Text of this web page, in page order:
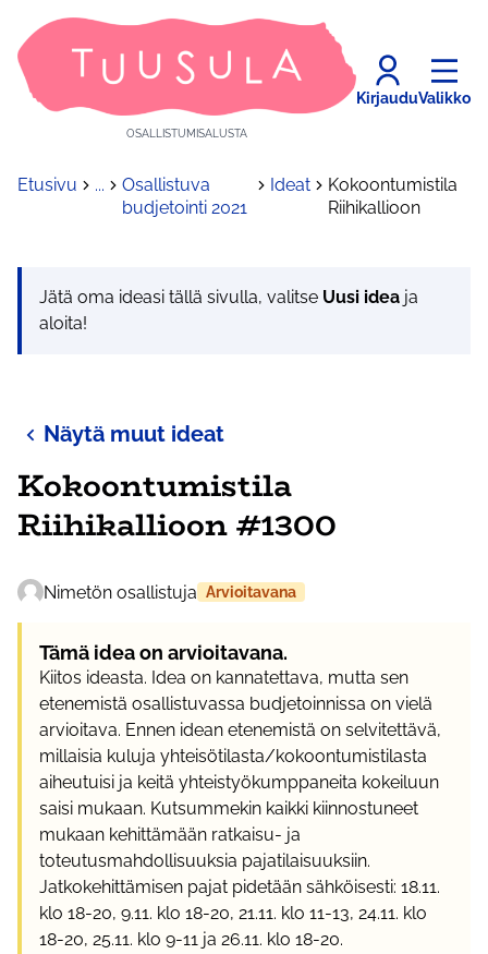
OSALLISTUMISALUSTA
KirjauduValikko
Etusivu ...
Osallistuva
budjetointi 2021
Ideat
Kokoontumistila
Riihikallioon
Jätä oma ideasi tällä sivulla, valitse Uusi idea ja
aloita!
Näytä muut ideat
Kokoontumistila
Riihikallioon #1300
Nimetön osallistuja Arvioitavana
Tämä idea on arvioitavana.
Kiitos ideasta. Idea on kannatettava, mutta sen
etenemistä osallistuvassa budjetoinnissa on vielä
arvioitava. Ennen idean etenemistä on selvitettävä,
millaisia kuluja yhteisötilasta/kokoontumistilasta
aiheutuisi ja keitä yhteistyökumppaneita kokeiluun
saisi mukaan. Kutsummekin kaikki kiinnostuneet
mukaan kehittämään ratkaisu- ja
toteutusmahdollisuuksia pajatilaisuuksiin.
Jatkokehittämisen pajat pidetään sähköisesti: 18.11.
klo 18-20, 9.11. klo 18-20, 21.11. klo 11-13, 24.11. klo
18-20, 25.11. klo 9-11 ja 26.11. klo 18-20.